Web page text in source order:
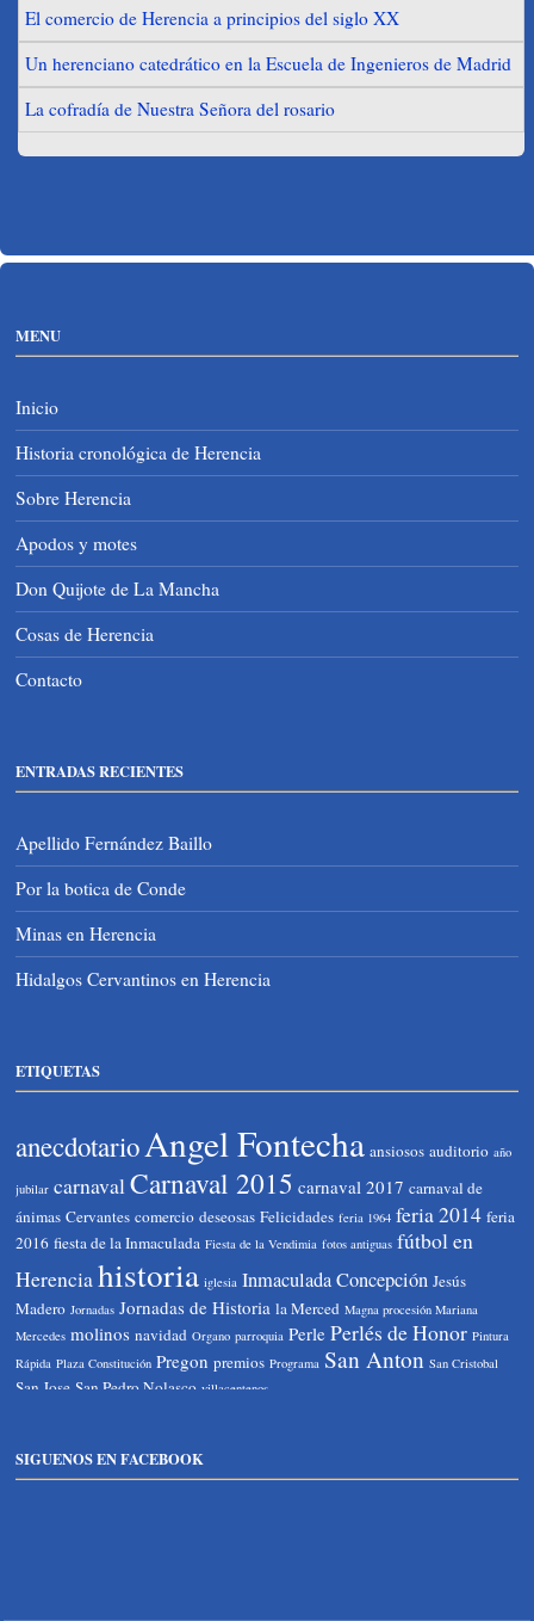
El comercio de Herencia a principios del siglo XX
Un herenciano catedrático en la Escuela de Ingenieros de Madrid
La cofradía de Nuestra Señora del rosario
MENU
Inicio
Historia cronológica de Herencia
Sobre Herencia
Apodos y motes
Don Quijote de La Mancha
Cosas de Herencia
Contacto
ENTRADAS RECIENTES
Apellido Fernández Baillo
Por la botica de Conde
Minas en Herencia
Hidalgos Cervantinos en Herencia
ETIQUETAS
anecdotarioAngel Fontecha ansiosos auditorio año
jubilar carnavalCarnaval 2015 carnaval 2017 carnaval de
ánimas Cervantes comercio deseosas Felicidades feria 1964 feria 2014 feria
2016 fiesta de la Inmaculada Fiesta de la Vendimia fotos antiguas fútbol en
Herenciahistoria iglesia Inmaculada Concepción Jesús
Madero Jornadas Jornadas de Historia la Merced Magna procesión Mariana
Mercedes molinos navidad Organo parroquia Perle Perlés de Honor Pintura
Rápida Plaza Constitución Pregon premios Programa San Anton San Cristobal
San Jose San Pedro Nolasco villacentenos
SIGUENOS EN FACEBOOK